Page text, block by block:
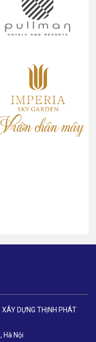
DỰNG THỊNH PHÁT
Hà Nội